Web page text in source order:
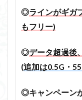
◎ラインがギガ
もフリー)
◎データ超過後
(追加は0.5G・
◎キャンペーン